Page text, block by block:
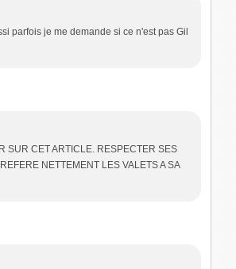
parfois je me demande si ce n'est pas Gil
SUR CET ARTICLE. RESPECTER SES
NETTEMENT LES VALETS A SA